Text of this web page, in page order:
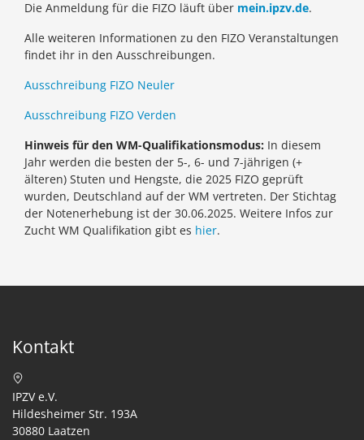
Die Anmeldung für die FIZO läuft über mein.ipzv.de.
Alle weiteren Informationen zu den FIZO Veranstaltungen
findet ihr in den Ausschreibungen.
Ausschreibung FIZO Neuler
Ausschreibung FIZO Verden
Hinweis für den WM-Qualifikationsmodus: In diesem
Jahr werden die besten der 5-, 6- und 7-jährigen (+
älteren) Stuten und Hengste, die 2025 FIZO geprüft
wurden, Deutschland auf der WM vertreten. Der Stichtag
der Notenerhebung ist der 30.06.2025. Weitere Infos zur
Zucht WM Qualifikation gibt es hier.
Kontakt
IPZV e.V.
Hildesheimer Str. 193A
30880 Laatzen